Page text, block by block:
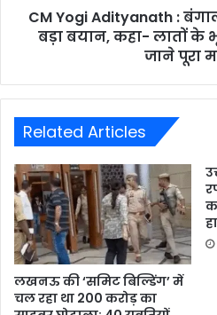
CM Yogi Adityanath :
बड़ा बयान, कहा- लातों के
जाने पूरा
Related Articles
लखनऊ की ‘समिट बिल्डिंग’ में
चल रहा था 200 करोड़ का